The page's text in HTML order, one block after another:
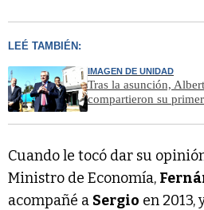
LEÉ TAMBIÉN:
IMAGEN DE UNIDAD
Tras la asunción,
compartieron su
Cuando le tocó dar su
Ministro de Economía,
acompañé a Sergio en 2013,